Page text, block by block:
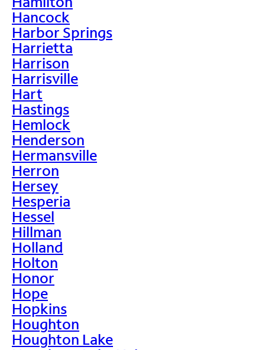
Hancock
Harbor Springs
Harrietta
Harrison
Harrisville
Hart
Hastings
Hemlock
Henderson
Hermansville
Herron
Hersey
Hesperia
Hessel
Hillman
Holland
Holton
Honor
Hope
Hopkins
Houghton
Houghton Lake